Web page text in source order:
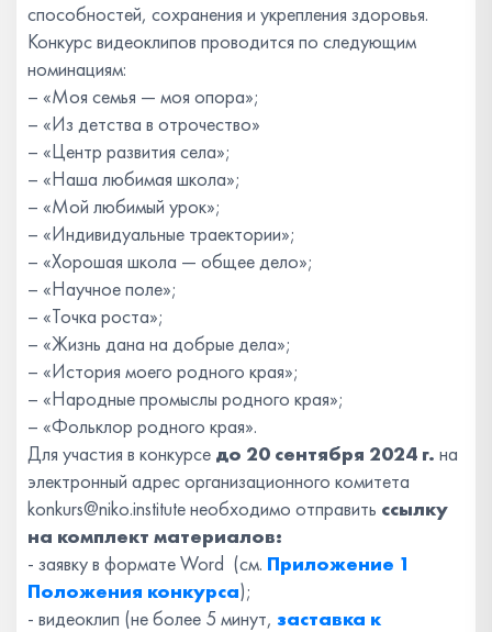
способностей, сохранения и укрепления здоровья.
Конкурс видеоклипов проводится по следующим
номинациям:
– «Моя семья — моя опора»;
– «Из детства в отрочество»
– «Центр развития села»;
– «Наша любимая школа»;
– «Мой любимый урок»;
– «Индивидуальные траектории»;
– «Хорошая школа — общее дело»;
– «Научное поле»;
– «Точка роста»;
– «Жизнь дана на добрые дела»;
– «История моего родного края»;
– «Народные промыслы родного края»;
– «Фольклор родного края».
Для участия в конкурсе до 20 сентября 2024 г. на
электронный адрес организационного комитета
konkurs@niko.institute необходимо отправить ссылку
на комплект материалов:
- заявку в формате Word (см. Приложение 1
Положения конкурса);
- видеоклип (не более 5 минут, заставка к